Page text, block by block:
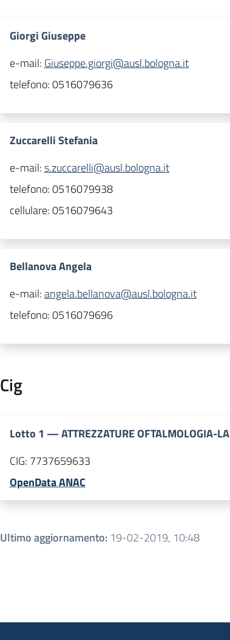
Giorgi Giuseppe
e-mail: Giuseppe.giorgi@ausl.bologna.it
telefono:0516079636
Zuccarelli Stefania
e-mail:s.zuccarelli@ausl.bologna.it
telefono:0516079938
cellulare:0516079643
Bellanova Angela
e-mail:angela.bellanova@ausl.bologna.it
telefono:0516079696
Cig
Lotto 1 —ATTREZZATURE OFTALMOLOGIA-
CIG: 7737659633
OpenData ANAC
Ultimo aggiornamento: 19-02-2019, 10:48